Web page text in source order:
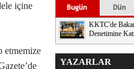
içine
etmemize
KKTC'de
Denetimine
YAZARLAR